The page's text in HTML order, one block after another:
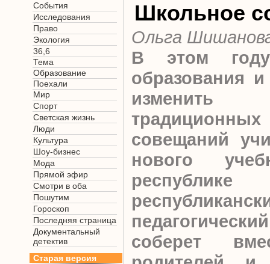
События
Исследования
Право
Экология
36,6
Тема
Образование
Поехали
Мир
Спорт
Светская жизнь
Люди
Культура
Шоу-бизнес
Мода
Прямой эфир
Смотри в оба
Пошутим
Гороскоп
Последняя страница
Документальный
детектив
Старая версия
Школьное
Ольга
В этом году
образования
совещаний
нового
соберет